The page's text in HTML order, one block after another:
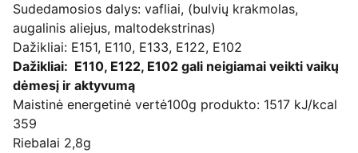
Sudedamosios dalys: vafliai, (bulvių krakmolas,
augalinis aliejus, maltodekstrinas)
Dažikliai: E151, E110, E133, E122, E102
Dažikliai: E110, E122, E102 gali neigiamai veikti vaikų
dėmesį ir aktyvumą
Maistinė energetinė vertė100g produkto: 1517 kJ/kcal
359
Riebalai 2,8g